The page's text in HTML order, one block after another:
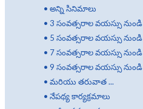
• అన్ని సినిమాలు
• 3 సంవత్సరాల వయస్సు నుండి
• 5 సంవత్సరాల వయస్సు నుండి
• 7 సంవత్సరాల వయస్సు నుండి
• 9 సంవత్సరాల వయస్సు నుండి
• మరియు తరువాత ...
• నేపథ్య కార్యక్రమాలు